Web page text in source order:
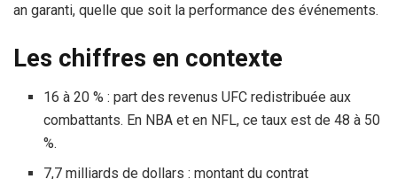
an garanti, quelle que soit la performance des événements.
Les chiffres en contexte
16 à 20 % : part des revenus UFC redistribuée aux
combattants. En NBA et en NFL, ce taux est de 48 à 50
%.
7,7 milliards de dollars : montant du contrat